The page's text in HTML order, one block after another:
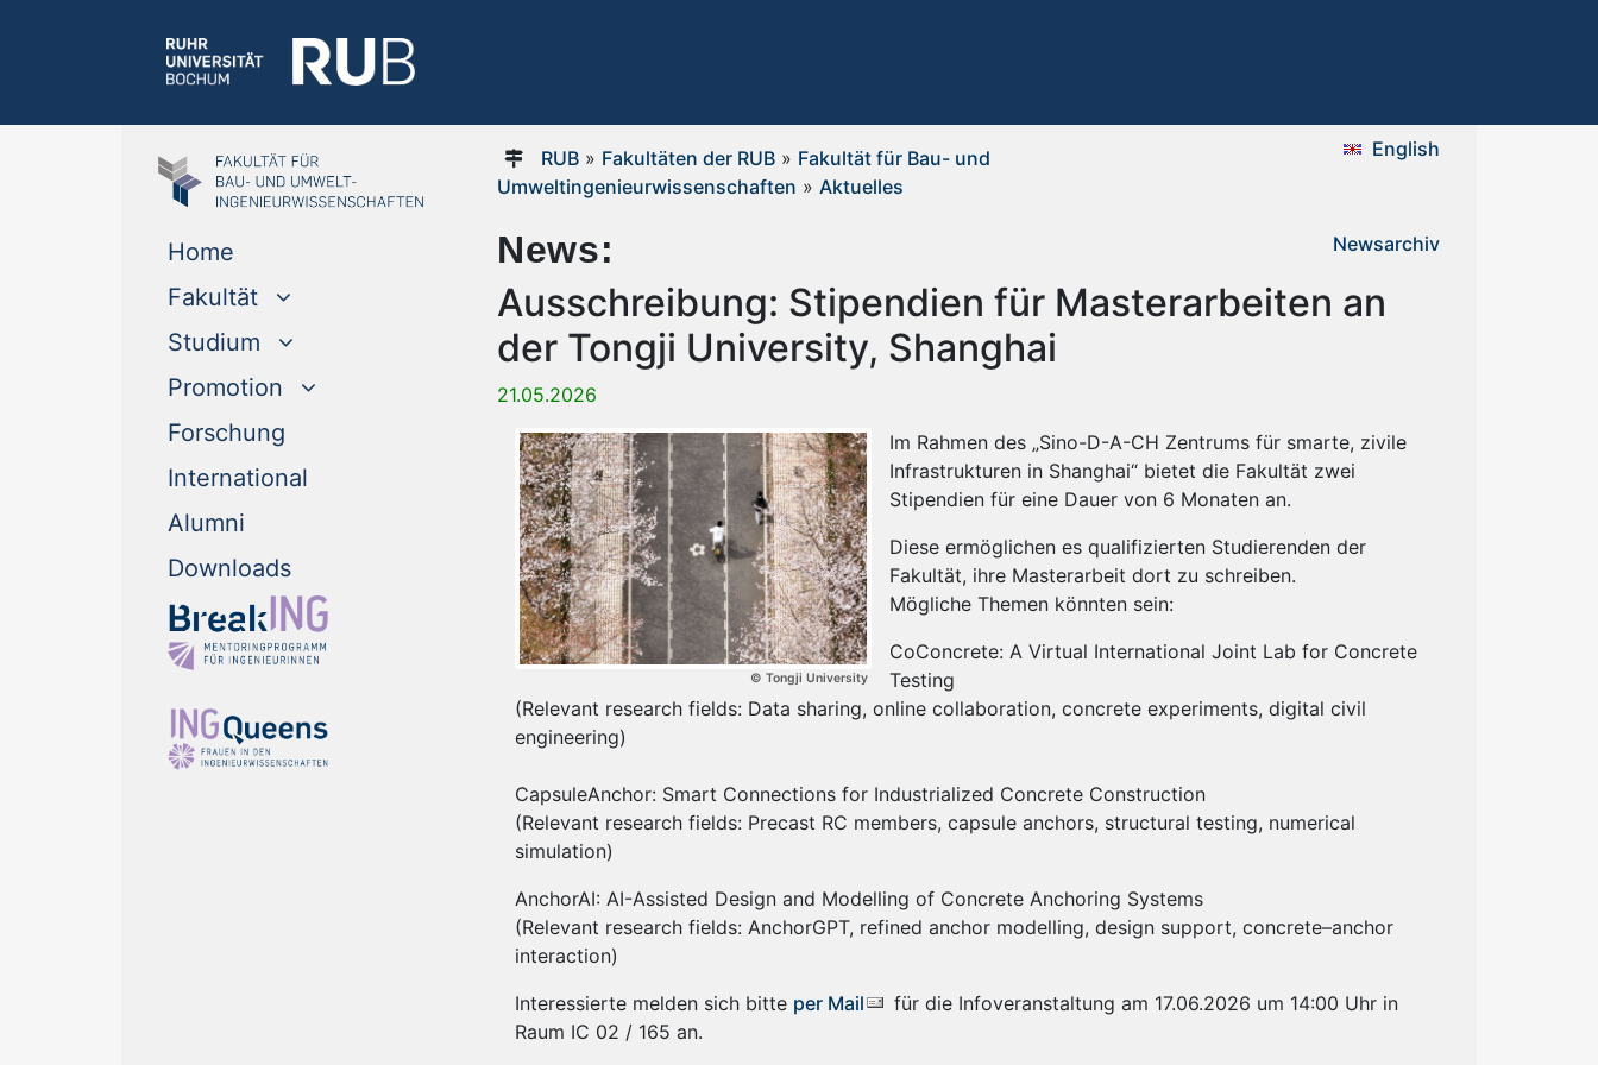
Home
Fakultät
Studium
Promotion
Forschung
International
Alumni
Downloads
RUB» Fakultäten der RUB» Fakultät für Bau- und
Umweltingenieurwissenschaften » Aktuelles
English
News: Newsarchiv
Ausschreibung: Stipendien für Masterarbeiten an
der Tongji University, Shanghai
21.05.2026
© Tongji University
Im Rahmen des „Sino-D-A-CH Zentrums für smarte, zivile
Infrastrukturen in Shanghai“ bietet die Fakultät zwei
Stipendien für eine Dauer von 6 Monaten an.
Diese ermöglichen es qualifizierten Studierenden der
Fakultät, ihre Masterarbeit dort zu schreiben.
Mögliche Themen könnten sein:
CoConcrete: A Virtual International Joint Lab for Concrete
Testing
(Relevant research fields: Data sharing, online collaboration, concrete experiments, digital civil
engineering)
CapsuleAnchor: Smart Connections for Industrialized Concrete Construction
(Relevant research fields: Precast RC members, capsule anchors, structural testing, numerical
simulation)
AnchorAI: AI-Assisted Design and Modelling of Concrete Anchoring Systems
(Relevant research fields: AnchorGPT, refined anchor modelling, design support, concrete–anchor
interaction)
Interessierte melden sich bitte per Mail
für die Infoveranstaltung am 17.06.2026 um 14:00 Uhr in
Raum IC 02 / 165 an.